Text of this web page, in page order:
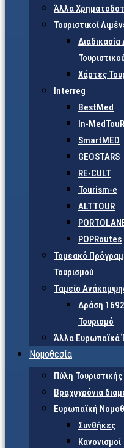
Άλλα
Τουριστικοί
Χάρτες
Interreg
BestMed
In-MedTouR
SmartMED
GEOSTARS
RE-CULT
Tourism-e
ALTTOUR
POPRoutes
Τομεακό
Τουρισμού
Ταμείο
Δράση
Τουρισμό
Άλλα Ευρωπαϊκά
Νομοθεσία
Πύλη
Βραχυχρόνια
Ευρωπαϊκή
Συνθήκες
Κανονισμοί